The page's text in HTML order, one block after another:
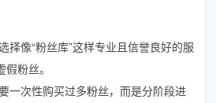
择像“粉丝库”这样专业且信誉良好的服
粉丝。
一次性购买过多粉丝，而是分阶段进